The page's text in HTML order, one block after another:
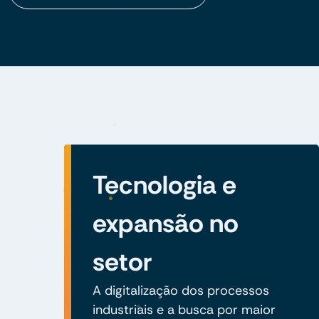
Tecnologia e
expansão no
setor
A digitalização dos processos
industriais e a busca por maior